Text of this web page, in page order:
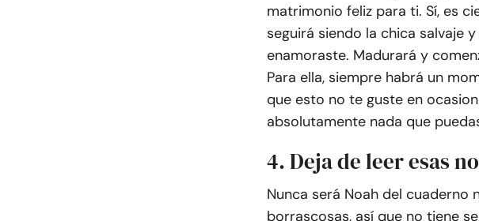
matrimonio feliz para ti. Sí, es
seguirá siendo la chica salvaje
enamoraste. Madurará y
Para ella, siempre habrá un
que esto no te guste en
absolutamente nada que
4. Deja de leer esas
Nunca será Noah del cuaderno
borrascosas, así que no tiene